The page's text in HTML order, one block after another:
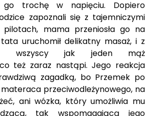
go trochę w napięciu. Dopiero
zapoznali się z tajemniczymi
pilotach, mama przeniosła go na
uruchomił delikatny masaż, i z
wszyscy jak jeden mąż
też zaraz nastąpi. Jego reakcja
zagadką, bo Przemek po
przeciwodleżynowego, na
ani wózka, który umożliwia mu
tak wspomagającą jego